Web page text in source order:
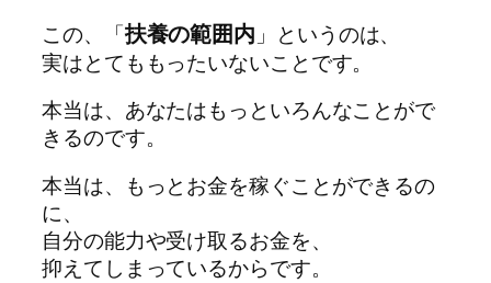
この、「扶養の範囲内 」というのは、
実はとてももったいないことです。
本当は、あなたはもっといろんなことがで
きるのです。
本当は、もっとお金を稼ぐことができるの
に、
自分の能力や受け取るお金を、
抑えてしまっているからです。